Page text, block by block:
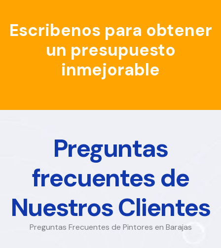
Escribenos para obtener
un presupuesto
inmejorable
Preguntas
frecuentes de
Nuestros Clientes
Preguntas Frecuentes de Pintores en Barajas